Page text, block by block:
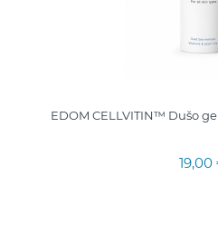
EDOM CELLVITIN™ Dušo
19,00